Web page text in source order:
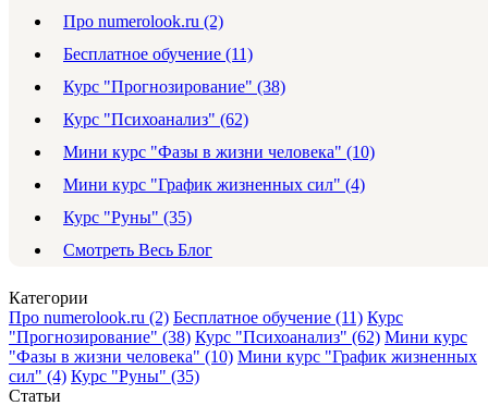
Про numerolook.ru (2)
Бесплатное обучение (11)
Курс "Прогнозирование" (38)
Курс "Психоанализ" (62)
Мини курс "Фазы в жизни человека" (10)
Мини курс "График жизненных сил" (4)
Курс "Руны" (35)
Смотреть Весь Блог
Категории
Про numerolook.ru (2) Бесплатное обучение (11) Курс
"Прогнозирование" (38) Курс "Психоанализ" (62) Мини курс
"Фазы в жизни человека" (10) Мини курс "График жизненных
сил" (4) Курс "Руны" (35)
Статьи